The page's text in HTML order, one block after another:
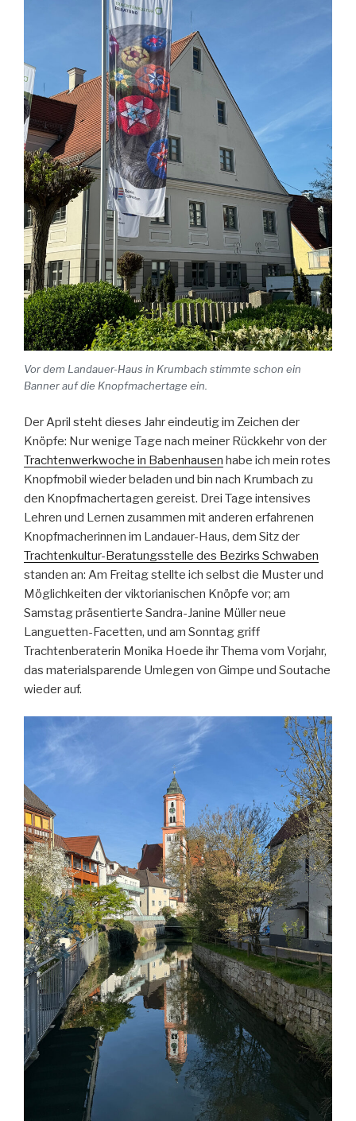
Vor dem Landauer-Haus in Krumbach stimmte schon ein
Banner auf die Knopfmachertage ein.
Der April steht dieses Jahr eindeutig im Zeichen der
Knöpfe: Nur wenige Tage nach meiner Rückkehr von der
Trachtenwerkwoche in Babenhausen habe ich mein rotes
Knopfmobil wieder beladen und bin nach Krumbach zu
den Knopfmachertagen gereist. Drei Tage intensives
Lehren und Lernen zusammen mit anderen erfahrenen
Knopfmacherinnen im Landauer-Haus, dem Sitz der
Trachtenkultur-Beratungsstelle des Bezirks Schwaben
standen an: Am Freitag stellte ich selbst die Muster und
Möglichkeiten der viktorianischen Knöpfe vor; am
Samstag präsentierte Sandra-Janine Müller neue
Languetten-Facetten, und am Sonntag griff
Trachtenberaterin Monika Hoede ihr Thema vom Vorjahr,
das materialsparende Umlegen von Gimpe und Soutache
wieder auf.